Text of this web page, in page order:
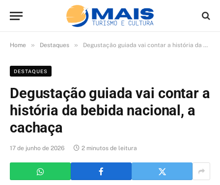
Home » Destaques » Degustação guiada vai contar a história da bebida nacional, a cachaça
DESTAQUES
Degustação guiada vai contar a
história da bebida nacional, a
cachaça
17 de junho de 2026 2 minutos de leitura